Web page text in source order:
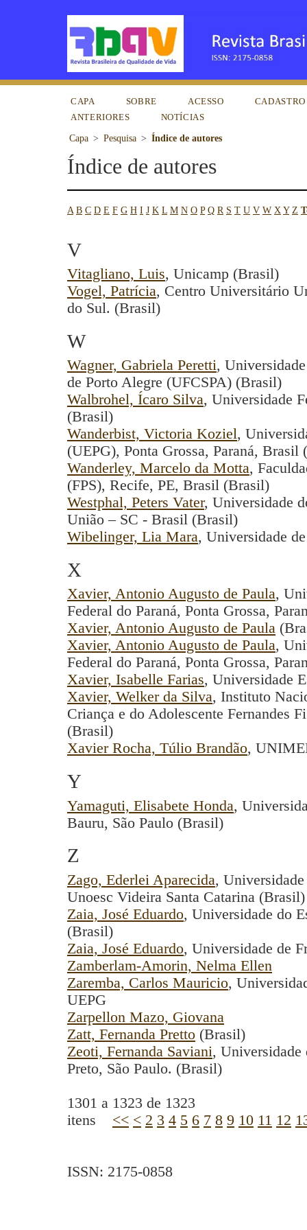
CAPA SOBRE ACESSO
CADASTRO
ANTERIORES
NOTÍCIAS
Capa > Pesquisa > Índice de autores
Índice de autores
A B C D E F G H I J K L M N O P Q R S T U V W X Y Z
V
Vitagliano, Luis, Unicamp (Brasil)
Vogel, Patrícia, Centro Universitário
do Sul. (Brasil)
W
Wagner, Gabriela Peretti,
de Porto Alegre (UFCSPA) (Brasil)
Walbrohel, Ícaro Silva, Universidade
(Brasil)
Wanderbist, Victoria Koziel,
(UEPG), Ponta Grossa, Paraná, Brasil
Wanderley, Marcelo da Motta,
(FPS), Recife, PE, Brasil (Brasil)
Westphal, Peters Vater, Universidade
União – SC - Brasil (Brasil)
Wibelinger, Lia Mara, Universidade
X
Xavier, Antonio Augusto de Paula,
Federal do Paraná, Ponta Grossa,
Xavier, Antonio Augusto de Paula
Xavier, Antonio Augusto de Paula,
Federal do Paraná, Ponta Grossa,
Xavier, Isabelle Farias, Universidade
Xavier, Welker da Silva, Instituto
Criança e do Adolescente Fernandes
(Brasil)
Xavier Rocha, Túlio Brandão,
Y
Yamaguti, Elisabete Honda,
Bauru, São Paulo (Brasil)
Z
Zago, Ederlei Aparecida,
Unoesc Videira Santa Catarina (Brasil)
Zaia, José Eduardo, Universidade do
(Brasil)
Zaia, José Eduardo, Universidade de
Zamberlam-Amorin, Nelma Ellen
Zaremba, Carlos Mauricio,
UEPG
Zarpellon Mazo, Giovana
Zatt, Fernanda Pretto (Brasil)
Zeoti, Fernanda Saviani, Universidade
Preto, São Paulo. (Brasil)
1301 a 1323 de 1323
itens << < 2 3 4 5 6 7 8 9 10 11 12
ISSN: 2175-0858